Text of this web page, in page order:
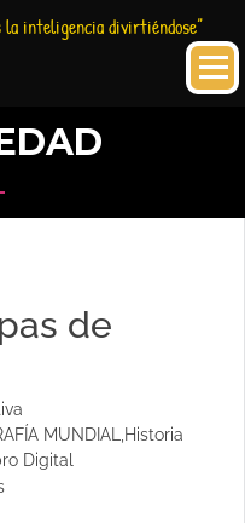
la inteligencia divirtiéndose”
de
MUNDIAL,Historia
Digital